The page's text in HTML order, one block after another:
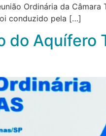
Ordinária da Câmara
conduzido pela […]
Aquífero